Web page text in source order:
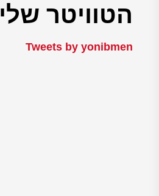
הטוויטר שלי
Tweets by yonibmen